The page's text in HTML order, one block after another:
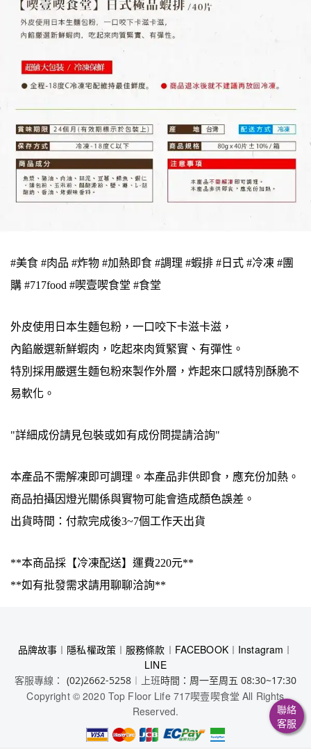
#美食 #肉品 #炸物 #加熱即食 #調理 #蝦排 #日式 #冷凍 #團
購 #717food #喫壹喫食堂 #食堂
外皮使用日本生麵包粉，一口咬下卡滋卡滋，
內餡厳選新鮮蝦肉，吃起來肉質緊實、有彈性。
特別採用嚴選生麵包粉來製作外層，炸起來口感特別酥脆不
易軟化。
"詳細成份請見包裝或如有成份問提請洽詢"
本產品不需解凍即可調理。本產品非供即食，應充份加熱。
商品拍攝因燈光關係與實物可能會造成顏色誤差。
出貨時間：付款完成後3~7個工作天出貨
**本商品採【冷凍配送】運費220元**
**如有批發需求請用聊聊洽詢**
品牌故事 ︱ 隱私權政策︱ 服務條款 ︱ FACEBOOK︱ Instagram ︱
LINE
客服專線： (02)2662-5258︱上班時間：周一至周五 08:30~17:30
Copyright © 2020 Top Floor Life 717喫壹喫食堂 All Rights
Reserved.
聯絡
客服